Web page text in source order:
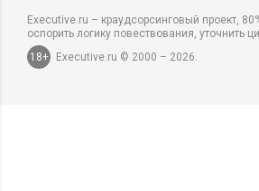
Executive.ru – краудсорсинговый проект,
оспорить логику повествования,
18+
Executive.ru © 2000 – 2026.